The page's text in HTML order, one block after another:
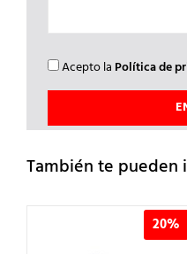
Acepto la Política de
También te pueden
20%